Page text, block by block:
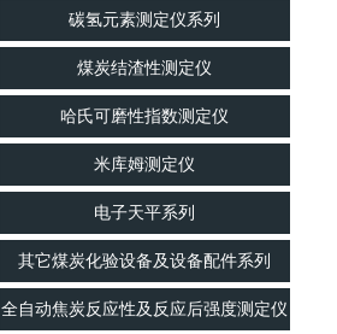
碳氢元素测定仪系列
煤炭结渣性测定仪
哈氏可磨性指数测定仪
米库姆测定仪
电子天平系列
其它煤炭化验设备及设备配件系列
全自动焦炭反应性及反应后强度测定仪